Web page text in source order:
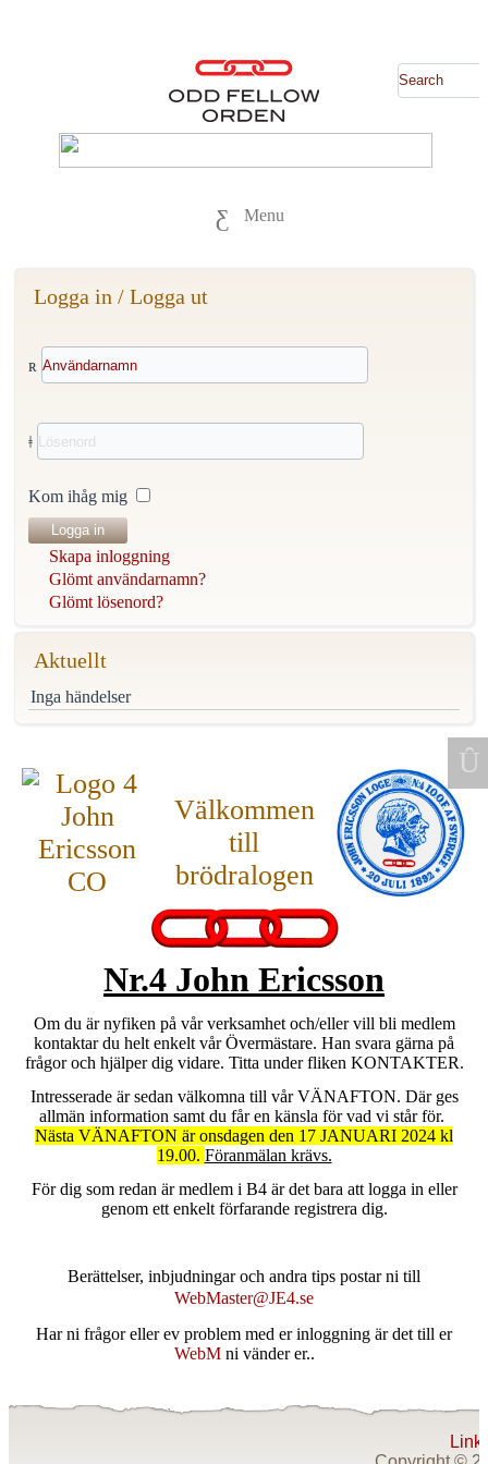
Menu
Logga in / Logga ut
Kom ihåg mig
Logga in
Skapa inloggning
Glömt användarnamn?
Glömt lösenord?
Aktuellt
Inga händelser
Välkommen
till
brödralogen
Nr.4 John Ericsson
Om du är nyfiken på vår verksamhet och/eller vill bli medlem
kontaktar du helt enkelt vår Övermästare. Han svara gärna på
frågor och hjälper dig vidare. Titta under fliken KONTAKTER.
Intresserade är sedan välkomna till vår VÄNAFTON. Där ges
allmän information samt du får en känsla för vad vi står för.
Nästa VÄNAFTON är onsdagen den 17 JANUARI 2024 kl
19.00. Föranmälan krävs.
För dig som redan är medlem i B4 är det bara att logga in eller
genom ett enkelt förfarande registrera dig.
Berättelser, inbjudningar och andra tips postar ni till
WebMaster@JE4.se
Har ni frågor eller ev problem med er inloggning är det till er
WebM ni vänder er..